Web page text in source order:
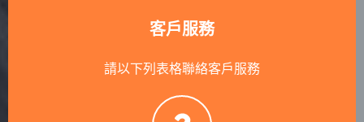
客戶服務
請以下列表格聯絡客戶服務